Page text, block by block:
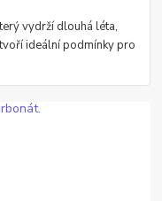
vydrží dlouhá léta,
ideální podmínky pro